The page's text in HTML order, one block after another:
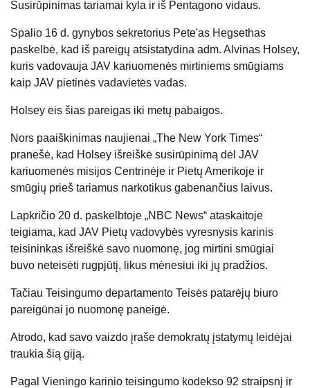
Susirūpinimas tariamai kyla ir iš Pentagono vidaus.
Spalio 16 d. gynybos sekretorius Pete'as Hegsethas
paskelbė, kad iš pareigų atsistatydina adm. Alvinas Holsey,
kuris vadovauja JAV kariuomenės mirtiniems smūgiams
kaip JAV pietinės vadavietės vadas.
Holsey eis šias pareigas iki metų pabaigos.
Nors paaiškinimas naujienai „The New York Times“
pranešė, kad Holsey išreiškė susirūpinimą dėl JAV
kariuomenės misijos Centrinėje ir Pietų Amerikoje ir
smūgių prieš tariamus narkotikus gabenančius laivus.
Lapkričio 20 d. paskelbtoje „NBC News“ ataskaitoje
teigiama, kad JAV Pietų vadovybės vyresnysis karinis
teisininkas išreiškė savo nuomonę, jog mirtini smūgiai
buvo neteisėti rugpjūtį, likus mėnesiui iki jų pradžios.
Tačiau Teisingumo departamento Teisės patarėjų biuro
pareigūnai jo nuomonę paneigė.
Atrodo, kad savo vaizdo įraše demokratų įstatymų leidėjai
traukia šią giją.
Pagal Vieningo karinio teisingumo kodekso 92 straipsnį ir